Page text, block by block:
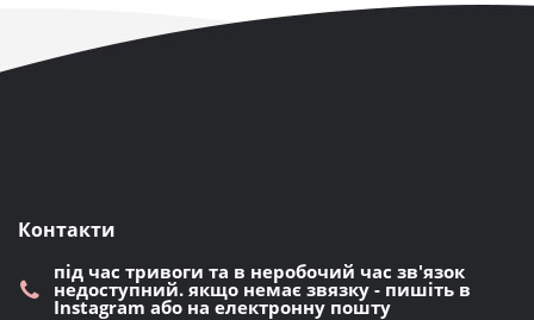
Контакти
під час тривоги та в неробочий час зв'язок
недоступний. якщо немає звязку - пишіть в
Instagram або на електронну пошту